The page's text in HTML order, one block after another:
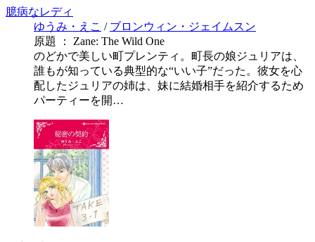
臆病なレディ
ゆうみ・えこ / ブロンウィン・ジェイムスン
原題 ： Zane: The Wild One
のどかで美しい町プレンティ。町長の娘ジュリアは、
誰もが知っている典型的な“いい子”だった。彼女を心
配したジュリアの姉は、妹に結婚相手を紹介するため
パーティーを開…